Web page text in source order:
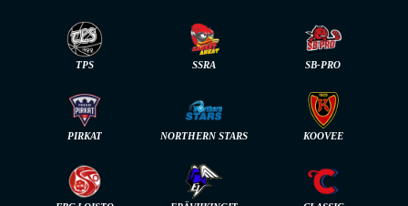
TPS SSRA SB-PRO
PIRKAT NORTHERN STARS KOOVEE